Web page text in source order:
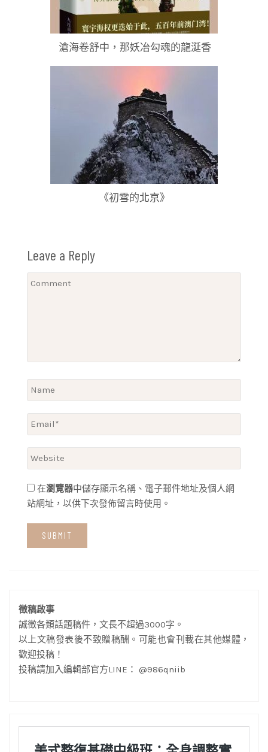
滄海卷舒中，那妖冶勾魂的龍涎香
《初雪的北京》
Leave a Reply
在瀏覽器中儲存顯示名稱、電子郵件地址及個人網
站網址，以供下次發佈留言時使用。
徵稿啟事
誠徵各類話題稿件，文長不超過3000字。
以上文稿發表後不致贈稿酬。可能也會刊載在其他媒體，
歡迎投稿！
投稿請加入編輯部官方LINE： @986qniib